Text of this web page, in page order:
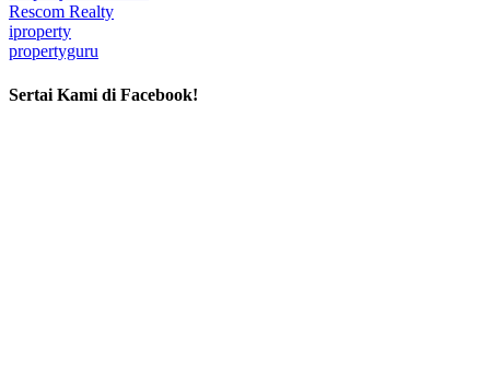
Rescom Realty
iproperty
propertyguru
Sertai Kami di Facebook!